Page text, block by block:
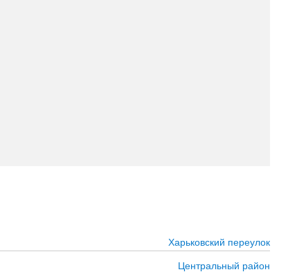
Харьковский переулок
Центральный район